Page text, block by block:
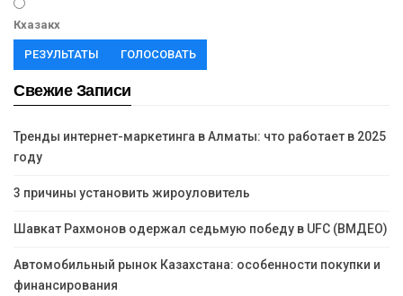
Кхазакх
РЕЗУЛЬТАТЫ ГОЛОСОВАТЬ
Свежие Записи
Тренды интернет-маркетинга в Алматы: что работает в 2025
году
3 причины установить жироуловитель
Шавкат Рахмонов одержал седьмую победу в UFC (ВМДЕО)
Автомобильный рынок Казахстана: особенности покупки и
финансирования